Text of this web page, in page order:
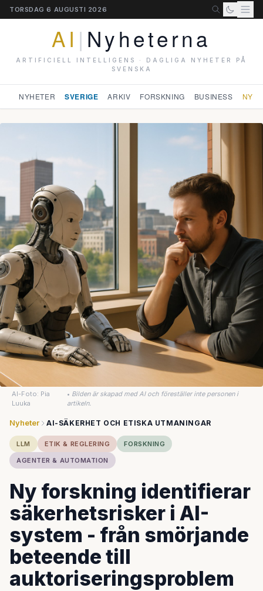
TORSDAG 6 AUGUSTI 2026
AI | Nyheterna
ARTIFICIELL INTELLIGENS · DAGLIGA NYHETER PÅ
SVENSKA
NYHETER SVERIGE ARKIV FORSKNING BUSINESS
AI-Foto: Pia
Luuka
• Bilden är skapad med AI och föreställer inte personen i
artikeln.
Nyheter AI-SÄKERHET OCH ETISKA UTMANINGAR
LLM ETIK & REGLERING
FORSKNING
AGENTER & AUTOMATION
Ny forskning identifierar
säkerhetsrisker i AI-
system - från smörjande
beteende till
auktoriseringsproblem